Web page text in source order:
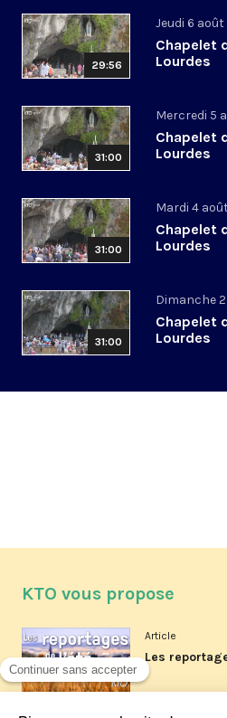
29:56
Jeudi 6
Chapelet
Lourdes
31:00
Mercredi 5
Chapelet
Lourdes
31:00
Mardi 4
Chapelet
Lourdes
31:00
Dimanche
Chapelet
Lourdes
KTO vous propose
Article
Les